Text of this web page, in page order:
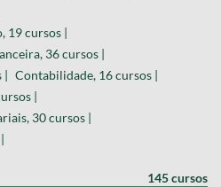
19 cursos |
36 cursos |
| Contabilidade, 16 cursos |
|
30 cursos |
145 cursos